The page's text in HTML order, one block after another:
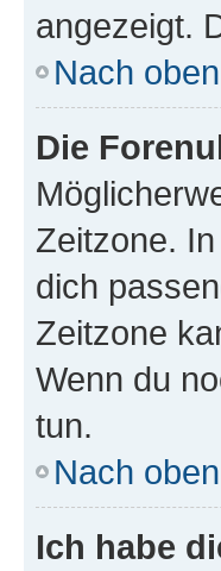
angezeigt.
Nach oben
Die
Zeitzone.
dich
Zeitzone
Wenn du
tun.
Nach oben
Ich habe